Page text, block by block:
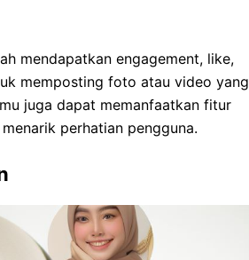
mendapatkan engagement, like,
memposting foto atau video yang
juga dapat memanfaatkan fitur
perhatian pengguna.